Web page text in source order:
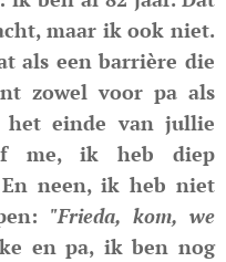
maar ik ook niet.
als een barrière die
zowel voor pa als
einde van jullie
me, ik heb diep
neen, ik heb niet
"Frieda, kom, we
en pa, ik ben nog